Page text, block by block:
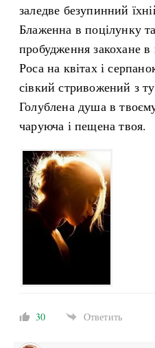
заледве безупинний
Блаженна в поцілунку
пробудження закохане в
Роса на квітах і
сівкий стривожений з
Голублена душа в
чаруюча і пещена твоя.
30 Ответить